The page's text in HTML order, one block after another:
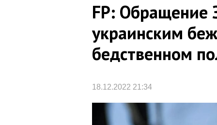
FP: Обращение
украинским
бедственном
18.12.2022 21:34